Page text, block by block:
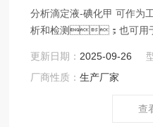
分析滴定液-碘化甲 可作
析和检测；也可用于
更新日期： 2025-09-26 型
厂商性质：生产厂家
查